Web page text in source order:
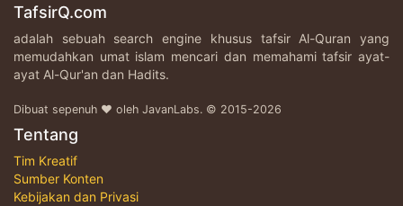
TafsirQ.com
adalah sebuah search engine khusus tafsir Al-Quran yang
memudahkan umat islam mencari dan memahami tafsir ayat-
ayat Al-Qur'an dan Hadits.
Dibuat sepenuh ♥ oleh JavanLabs. © 2015-2026
Tentang
Tim Kreatif
Sumber Konten
Kebijakan dan Privasi